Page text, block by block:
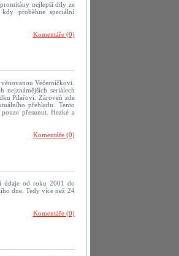
promítány nejlepší díly ze
proběhne speciální
Komentáře (0)
Večerníčkovi.
nejznámějších seriálech
Pilařovi. Zároveň zde
přehledu. Tento
přesunut. Hezké a
Komentáře (0)
údaje od roku 2001 do
dne. Tedy více než 24
Komentáře (0)